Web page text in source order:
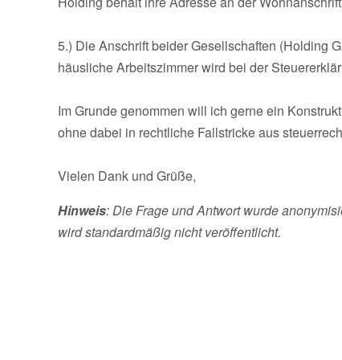
5.) Die Anschrift beider Gesellschaften (Holding
häusliche Arbeitszimmer wird bei der
Im Grunde genommen will ich gerne ein
ohne dabei in rechtliche Fallstricke aus
Vielen Dank und Grüße,
Hinweis: Die Frage und Antwort wurde
wird standardmäßig nicht veröffentlicht.